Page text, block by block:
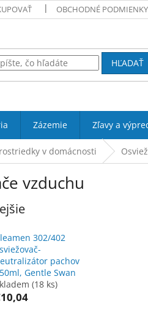
OBCHODNÉ PODMIENKY
HĽADAŤ
Zázemie Zľavy a
v domácnosti
vzduchu
302/402
pachov
Gentle Swan
(18 ks)